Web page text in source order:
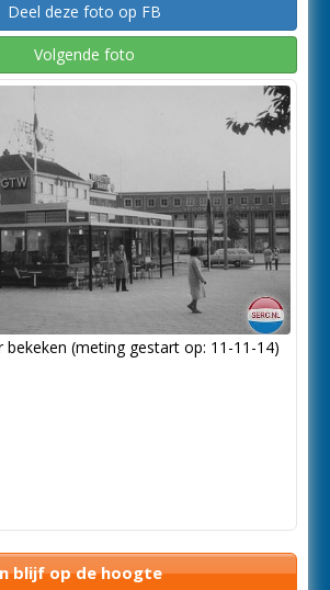
Deel deze foto op FB
Volgende foto
(meting gestart op: 11-11-14)
blijf op de hoogte